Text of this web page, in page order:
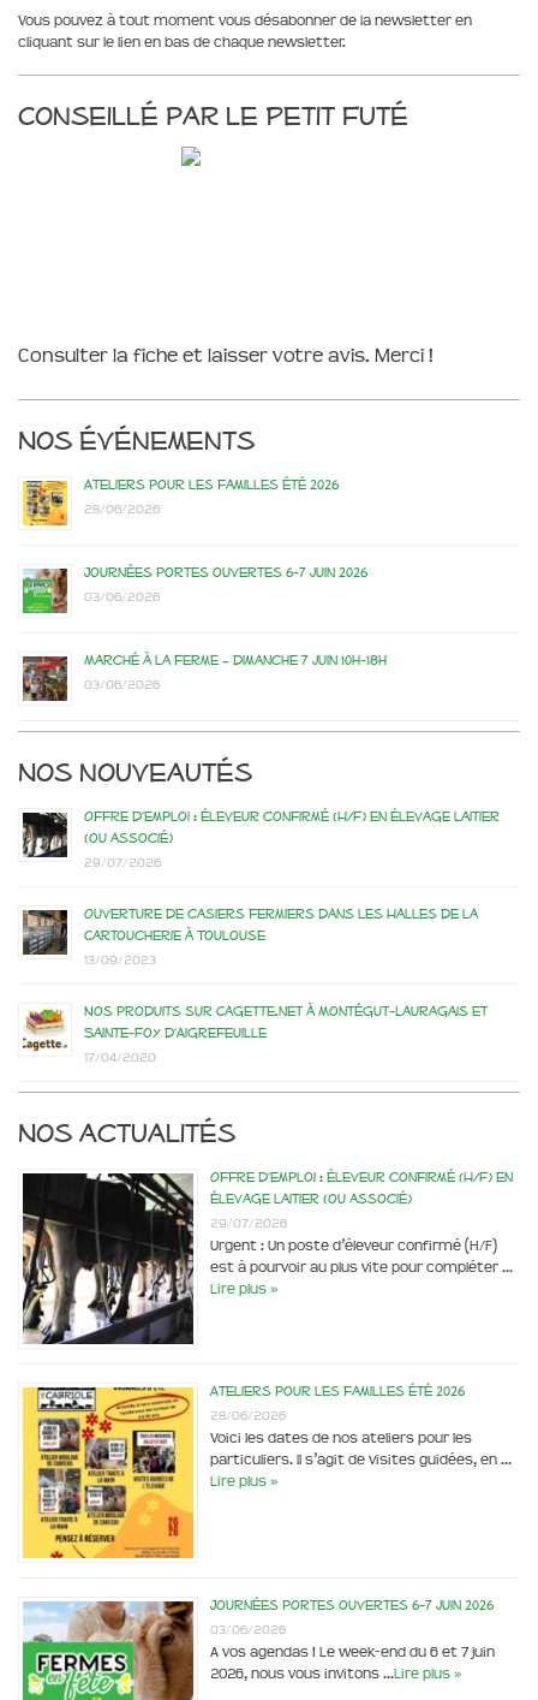
Vous pouvez à tout moment vous désabonner de la newsletter en
cliquant sur le lien en bas de chaque newsletter.
Conseillé par le Petit Futé
Consulter la fiche et laisser votre avis. Merci !
Nos événements
Ateliers pour les familles été 2026
28/06/2026
Journées portes ouvertes 6-7 juin 2026
03/06/2026
Marché à la ferme – dimanche 7 juin 10h-18h
03/06/2026
Nos nouveautés
Offre d’emploi : éleveur confirmé (H/F) en élevage laitier
(ou associé)
29/07/2026
Ouverture de casiers fermiers dans les Halles de la
Cartoucherie à Toulouse
13/09/2023
Nos produits sur Cagette.net à Montégut-Lauragais et
Sainte-Foy d’Aigrefeuille
17/04/2020
Nos actualités
Offre d’emploi : éleveur confirmé (H/F) en
élevage laitier (ou associé)
29/07/2026
Urgent : Un poste d’éleveur confirmé (H/F)
est à pourvoir au plus vite pour compléter …
Lire plus »
Ateliers pour les familles été 2026
28/06/2026
Voici les dates de nos ateliers pour les
particuliers. Il s’agit de visites guidées, en …
Lire plus »
Journées portes ouvertes 6-7 juin 2026
03/06/2026
A vos agendas ! Le week-end du 6 et 7 juin
2026, nous vous invitons …Lire plus »